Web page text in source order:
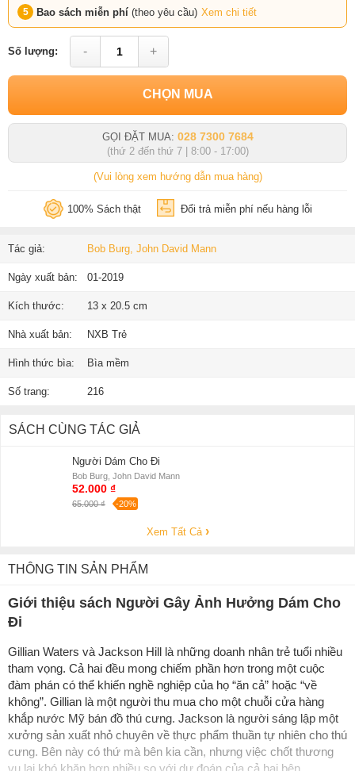
Bao sách miễn phí (theo yêu cầu) Xem chi tiết
Số lượng: - +
CHỌN MUA
GỌI ĐẶT MUA: 028 7300 7684
(thứ 2 đến thứ 7 | 8:00 - 17:00)
(Vui lòng xem hướng dẫn mua hàng)
100% Sách thật Đổi trả miễn phí nếu hàng lỗi
Tác giả: Bob Burg, John David Mann
Ngày xuất bản: 01-2019
Kích thước: 13 x 20.5 cm
Nhà xuất bản: NXB Trẻ
Hình thức bìa: Bìa mềm
Số trang: 216
SÁCH CÙNG TÁC GIẢ
Người Dám Cho Đi
Bob Burg, John David Mann
52.000 ₫
65.000 ₫ -20%
Xem Tất Cả
THÔNG TIN SẢN PHẨM
Giới thiệu sách Người Gây Ảnh Hưởng Dám Cho
Đi
Gillian Waters và Jackson Hill là những doanh nhân trẻ tuổi nhiều
tham vọng. Cả hai đều mong chiếm phần hơn trong một cuộc
đàm phán có thể khiến nghề nghiệp của họ “ăn cả” hoặc “về
không”. Gillian là một người thu mua cho một chuỗi cửa hàng
khắp nước Mỹ bán đồ thú cưng. Jackson là người sáng lập một
xưởng sản xuất nhỏ chuyên về thực phẩm thuần tự nhiên cho thú
cưng. Bên này có thứ mà bên kia cần, nhưng việc chốt thương
vụ lại khó khăn hơn nhiều so với dự đoán của cả hai bên.